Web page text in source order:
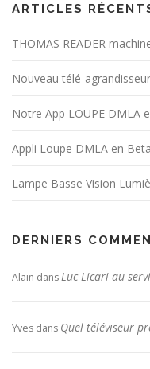
ARTICLES
THOMAS READER
Nouveau télé-
Notre App LOUPE DMLA
Appli Loupe DMLA en
Lampe Basse Vision
DERNIERS
Alain dans Luc Licari au
Yves dans Quel téléviseur